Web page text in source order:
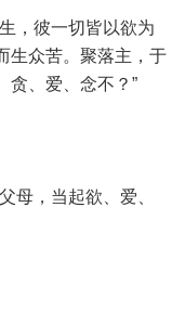
，彼一切皆以欲为
生众苦。聚落主，于
贪、爱、念不？”
母，当起欲、爱、